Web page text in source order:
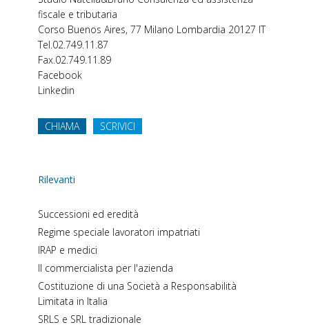
fiscale e tributaria
Corso Buenos Aires, 77 Milano Lombardia 20127 IT
Tel.02.749.11.87
Fax.02.749.11.89
Facebook
Linkedin
CHIAMA SCRIVICI
Rilevanti
Successioni ed eredità
Regime speciale lavoratori impatriati
IRAP e medici
Il commercialista per l'azienda
Costituzione di una Società a Responsabilità
Limitata in Italia
SRLS e SRL tradizionale